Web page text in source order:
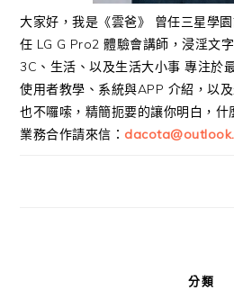
大家好，我是《雲爸》 曾任三星學
任 LG G Pro2 體驗會講師，浸淫文
3C、生活、以及生活大小事 專注於
使用者教學、系統與APP 介紹，以
也不囉嗦，精簡扼要的讓你明白，什
業務合作請來信：
分類